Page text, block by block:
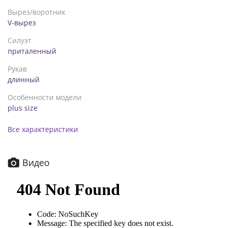
Вырез/воротник
V-вырез
Силуэт
приталенный
Рукав
длинный
Особенности модели
plus size
Все характеристики
Видео